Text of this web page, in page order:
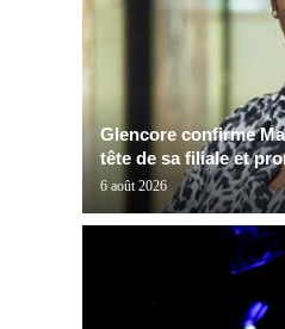
Glencore confirme
tête de sa filiale et
6 août 2026